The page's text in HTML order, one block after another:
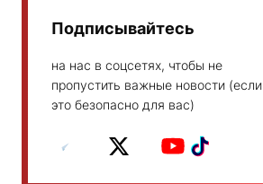
Подписывайтесь
на нас в соцсетях, чтобы не
пропустить важные новости (если
это безопасно для вас)